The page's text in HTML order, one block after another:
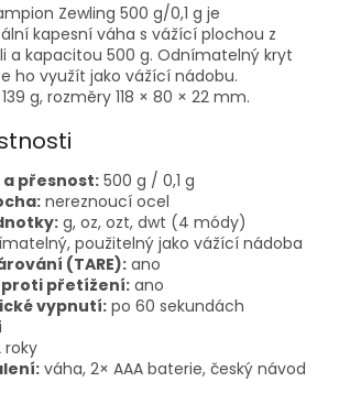
Zewling 500 g/0,1 g je
kapesní váha s vážící plochou z
a kapacitou 500 g. Odnímatelný kryt
ho využít jako vážící nádobu.
g, rozměry 118 × 80 × 22 mm.
přesnost: 500 g / 0,1 g
nereznoucí ocel
g, oz, ozt, dwt (4 módy)
použitelný jako vážící nádoba
(TARE): ano
proti přetížení: ano
vypnutí:po 60 sekundách
roky
váha, 2× AAA baterie, český návod